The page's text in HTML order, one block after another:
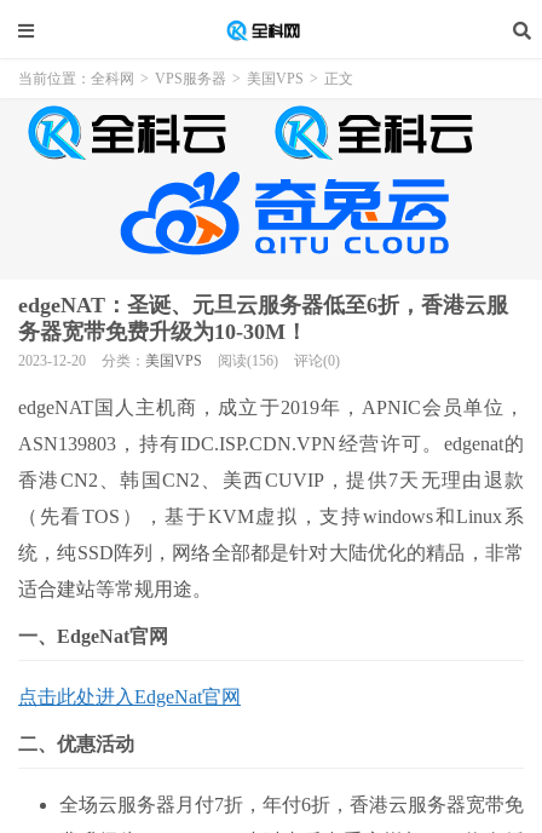
当前位置： 全科网 > VPS服务器 > 美国VPS > 正文
edgeNAT：圣诞、元旦云服务器低至6折，香港云服
务器宽带免费升级为10-30M！
2023-12-20 分类： 美国VPS 阅读(156) 评论(0)
edgeNAT国人主机商，成立于2019年，APNIC会员单位，
ASN139803，持有IDC.ISP.CDN.VPN经营许可。edgenat的
香港CN2、韩国CN2、美西CUVIP，提供7天无理由退款
（先看TOS），基于KVM虚拟，支持windows和Linux系
统，纯SSD阵列，网络全部都是针对大陆优化的精品，非常
适合建站等常规用途。
一、EdgeNat官网
点击此处进入EdgeNat官网
二、优惠活动
全场云服务器月付7折，年付6折，香港云服务器宽带免